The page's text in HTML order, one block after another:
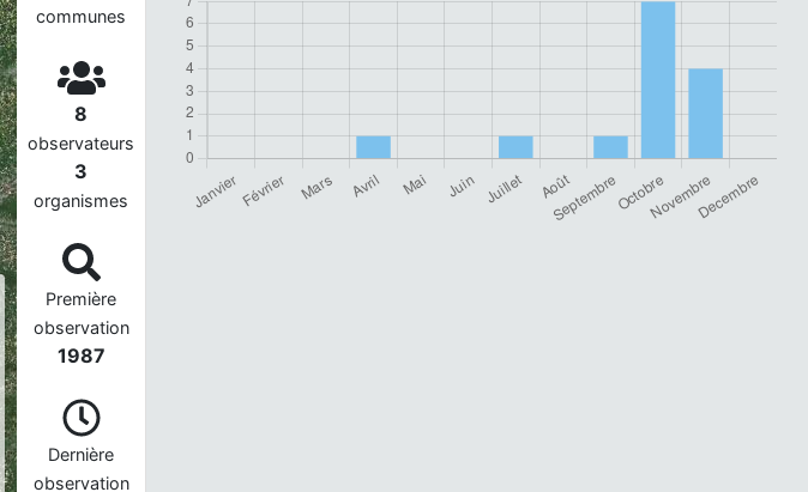
communes
8
observateurs
3
organismes
Première
observation
1987
Dernière
observation